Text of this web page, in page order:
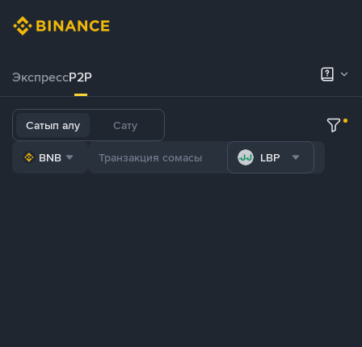
ЭкспрессP2P
Сатып алу Сату
BNB LBP